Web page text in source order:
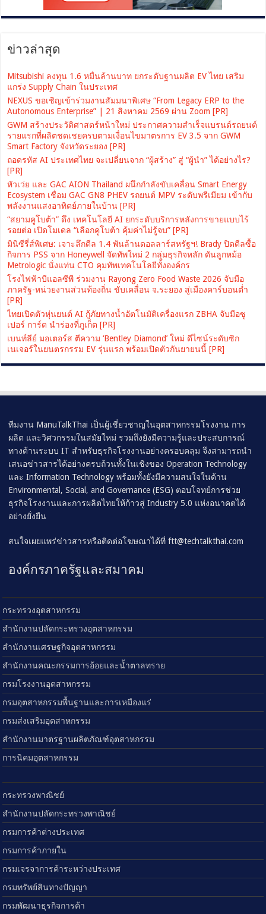
ข่าวล่าสุด
Mitsubishi ลงทุน 1.6 หมื่นล้านบาท ยกระดับฐานผลิต EV ไทย เสริม
แกร่ง Supply Chain ในประเทศ
NEXUS ขอเชิญเข้าร่วมงานสัมมนาพิเศษ “From Legacy ERP to the
Autonomous Enterprise” | 21 สิงหาคม 2569 ผ่าน Zoom [PR]
GWM สร้างประวัติศาสตร์หน้าใหม่ ประกาศความสำเร็จแบรนด์รถยนต์
รายแรกที่ผลิตชดเชยครบตามเงื่อนไขมาตรการ EV 3.5 จาก GWM
Smart Factory จังหวัดระยอง [PR]
ถอดรหัส AI ประเทศไทย จะเปลี่ยนจาก “ผู้สร้าง” สู่ “ผู้นำ” ได้อย่างไร?
[PR]
หัวเว่ย และ GAC AION Thailand ผนึกกำลังขับเคลื่อน Smart Energy
Ecosystem เชื่อม GAC GN8 PHEV รถยนต์ MPV ระดับพรีเมียม เข้ากับ
พลังงานแสงอาทิตย์ภายในบ้าน [PR]
“สยามคูโบต้า” ดึง เทคโนโลยี AI ยกระดับบริการหลังการขายแบบไร้
รอยต่อ เปิดโมเดล “เลือกคูโบต้า คุ้มค่าไม่รู้จบ” [PR]
มินิซีรี่ส์พิเศษ: เจาะลึกดีล 1.4 พันล้านดอลลาร์สหรัฐฯ! Brady ปิดดีลซื้อ
กิจการ PSS จาก Honeywell จัดทัพใหม่ 2 กลุ่มธุรกิจหลัก ดันลูกหม้อ
Metrologic นั่งแท่น CTO คุมทัพเทคโนโลยีทั้งองค์กร
โรงไฟฟ้าบีแอลซีพี ร่วมงาน Rayong Zero Food Waste 2026 จับมือ
ภาครัฐ-หน่วยงานส่วนท้องถิ่น ขับเคลื่อน จ.ระยอง สู่เมืองคาร์บอนต่ำ
[PR]
ไทยเปิดตัวหุ่นยนต์ AI กู้ภัยทางน้ำอัตโนมัติเครื่องแรก ZBHA จับมือซู
เปอร์ การ์ด นำร่องที่ภูเก็ต [PR]
เบนท์ลีย์ มอเตอร์ส ตีความ ‘Bentley Diamond’ ใหม่ ดีไซน์ระดับซิก
เนเจอร์ในยนตรกรรม EV รุ่นแรก พร้อมเปิดตัวกันยายนนี้ [PR]
ทีมงาน ManuTalkThai เป็นผู้เชี่ยวชาญในอุตสาหกรรมโรงงาน การ
ผลิต และวิศวกรรมในสมัยใหม่ รวมถึงยังมีความรู้และประสบการณ์
ทางด้านระบบ IT สำหรับธุรกิจโรงงานอย่างครอบคลุม จึงสามารถนำ
เสนอข่าวสารได้อย่างครบถ้วนทั้งในเชิงของ Operation Technology
และ Information Technology พร้อมทั้งยังมีความสนใจในด้าน
Environmental, Social, and Governance (ESG) ตอบโจทย์การช่วย
ธุรกิจโรงงานและการผลิตไทยให้ก้าวสู่ Industry 5.0 แห่งอนาคตได้
อย่างยั่งยืน
สนใจเผยแพร่ข่าวสารหรือติดต่อโฆษณาได้ที่ftt@techtalkthai.com
องค์กรภาครัฐและสมาคม
กระทรวงอุตสาหกรรม
สำนักงานปลัดกระทรวงอุตสาหกรรม
สำนักงานเศรษฐกิจอุตสาหกรรม
สำนักงานคณะกรรมการอ้อยและน้ำตาลทราย
กรมโรงงานอุตสาหกรรม
กรมอุตสาหกรรมพื้นฐานและการเหมืองแร่
กรมส่งเสริมอุตสาหกรรม
สำนักงานมาตรฐานผลิตภัณฑ์อุตสาหกรรม
การนิคมอุตสาหกรรม
กระทรวงพาณิชย์
สำนักงานปลัดกระทรวงพาณิชย์
กรมการค้าต่างประเทศ
กรมการค้าภายใน
กรมเจรจาการค้าระหว่างประเทศ
กรมทรัพย์สินทางปัญญา
กรมพัฒนาธุรกิจการค้า